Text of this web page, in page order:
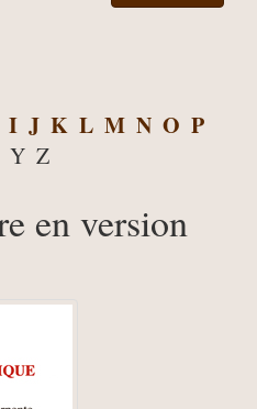
I J K L M N O P
Y Z
en version